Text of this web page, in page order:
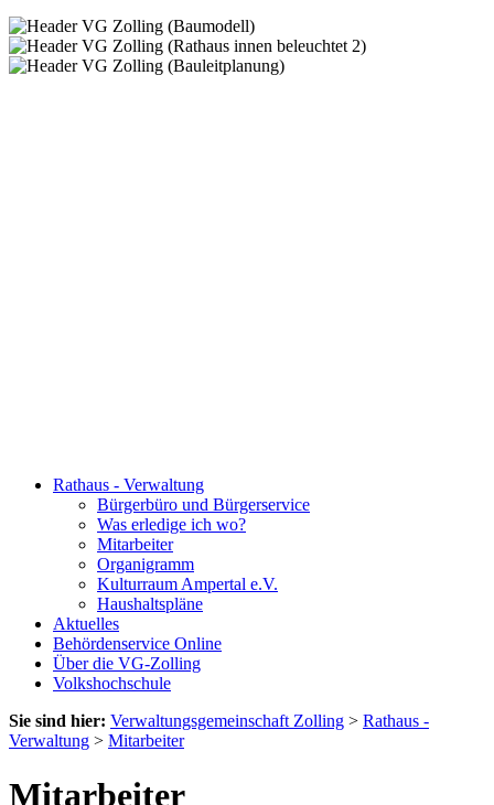
Rathaus - Verwaltung
Bürgerbüro und Bürgerservice
Was erledige ich wo?
Mitarbeiter
Organigramm
Kulturraum Ampertal e.V.
Haushaltspläne
Aktuelles
Behördenservice Online
Über die VG-Zolling
Volkshochschule
Sie sind hier: Verwaltungsgemeinschaft Zolling > Rathaus -
Verwaltung > Mitarbeiter
Mitarbeiter